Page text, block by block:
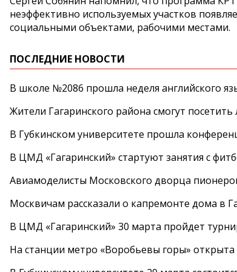
неэффективно используемых участков
социальными объектами, рабочими местами.
ПОСЛЕДНИЕ НОВОСТИ
В школе №2086 прошла неделя английского
Жители Гагаринского района смогут
В Губкинском университете прошла
В ЦМД «Гагаринский» стартуют занятия с
Авиамоделисты Московского дворца
Москвичам рассказали о капремонте дома в
В ЦМД «Гагаринский» 30 марта пройдет
На станции метро «Воробьевы горы»